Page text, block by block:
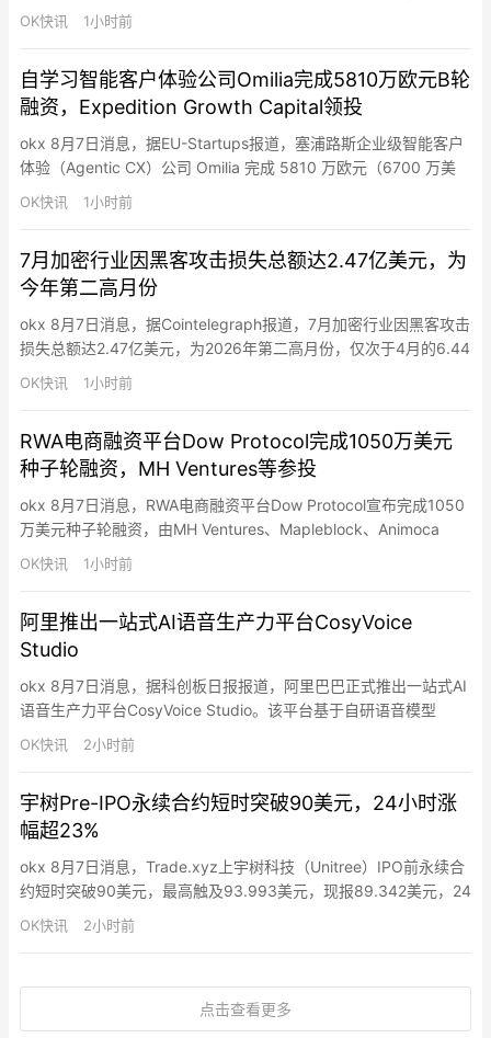
2796万美元。该地址被Arkham标记为疑似归属于不丹皇家政府，
曾与不丹王国有过交互。
OK快讯 1小时前
自学习智能客户体验公司Omilia完成5810万欧元B轮
融资，Expedition Growth Capital领投
okx 8月7日消息，据EU-Startups报道，塞浦路斯企业级智能客户
体验（Agentic CX）公司 Omilia 完成 5810 万欧元（6700 万美
元）B 轮融资，由 Expedition Growth Capital 领投。公司称将利
用资金加速在北美及全球扩张，并计划于 2026 年下半年在美国开
OK快讯 1小时前
7月加密行业因黑客攻击损失总额达2.47亿美元，为
今年第二高月份
okx 8月7日消息，据Cointelegraph报道，7月加密行业因黑客攻击
损失总额达2.47亿美元，为2026年第二高月份，仅次于4月的6.44
亿美元。其中Coldcard漏洞为当月最大安全事件，Galaxy Digital
确认三个攻击波次中至少1亿美元比特币从7,300个钱包被盗，第四
Bonzo…
OK快讯 1小时前
RWA电商融资平台Dow Protocol完成1050万美元
种子轮融资，MH Ventures等参投
okx 8月7日消息，RWA电商融资平台Dow Protocol宣布完成1050
万美元种子轮融资，由MH Ventures、Mapleblock、Animoca
Brands、Arcane Group、HSKChain、Essentia Partners和
Quartet Group参投。据介绍，Dow Protocol为电商营运资金构建
OK快讯 1小时前
阿里推出一站式AI语音生产力平台CosyVoice
Studio
okx 8月7日消息，据科创板日报报道，阿里巴巴正式推出一站式AI
语音生产力平台CosyVoice Studio。该平台基于自研语音模型
Qwen-Audio，包含语音记录CosyFlow、语音智能体CosyAgent和
音频内容创作工具CosyCreative等功能。
OK快讯 2小时前
宇树Pre-IPO永续合约短时突破90美元，24小时涨
幅超23%
okx 8月7日消息，Trade.xyz上宇树科技（Unitree）IPO前永续合
约短时突破90美元，最高触及93.993美元，现报89.342美元，24
小时涨幅达23.4%。按照Trade.xyz定价500股价值30.5万元，预
估中签单签（一签500股）缴款约7.5万元，扣除认购缴款利润约
OK快讯 2小时前
点击查看更多